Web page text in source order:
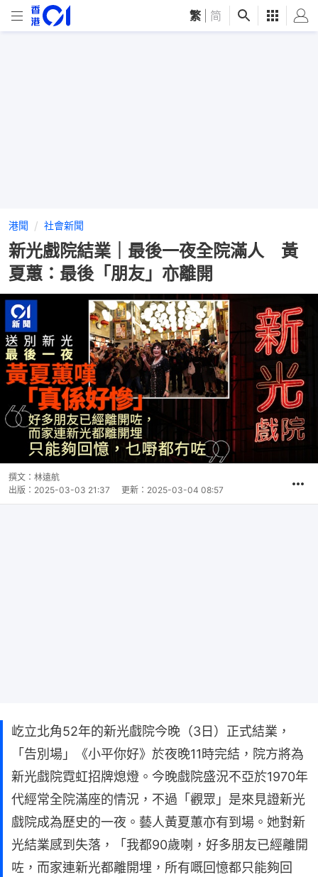
繁 简
港聞 社會新聞
新光戲院結業｜最後一夜全院滿人 黃
夏蕙：最後「朋友」亦離開
撰文： 林遠航
出版： 2025-03-03 21:37 更新： 2025-03-04 08:57
屹立北角52年的新光戲院今晚（3日）正式結業，
「告別場」《小平你好》於夜晚11時完結，院方將為
新光戲院霓虹招牌熄燈。今晚戲院盛況不亞於1970年
代經常全院滿座的情況，不過「觀眾」是來見證新光
戲院成為歷史的一夜。藝人黃夏蕙亦有到場。她對新
光結業感到失落，「我都90歲喇，好多朋友已經離開
咗，而家連新光都離開埋，所有嘅回憶都只能夠回